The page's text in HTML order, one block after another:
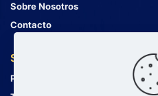
Sobre Nosotros
Contacto
Servicio al Cliente
Política de Privacidad